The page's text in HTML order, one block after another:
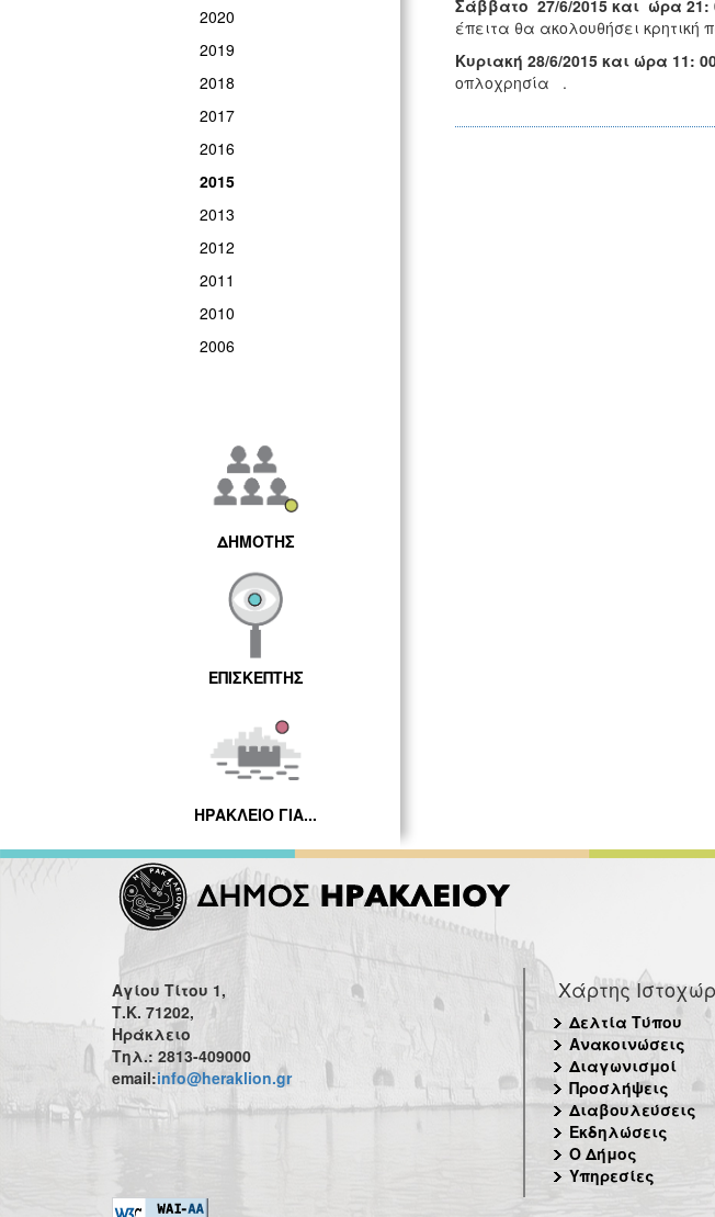
2020
2019
2018
2017
2016
2015
2013
2012
2011
2010
2006
ΔΗΜΟΤΗΣ
ΕΠΙΣΚΕΠΤΗΣ
ΗΡΑΚΛΕΙΟ ΓΙΑ...
Σάββατο 27/6/2015 και ώρα 21:
έπειτα θα ακολουθήσει κρητική
Κυριακή 28/6/2015 και ώρα 11:
οπλοχρησία .
Αγίου Τίτου 1,
Τ.Κ. 71202,
Ηράκλειο
Τηλ.: 2813-409000
email:info@heraklion.gr
Χάρτης
Δελτία Τύπου
Ανακοινώσεις
Διαγωνισμοί
Προσλήψεις
Διαβουλεύσεις
Εκδηλώσεις
Ο Δήμος
Υπηρεσίες